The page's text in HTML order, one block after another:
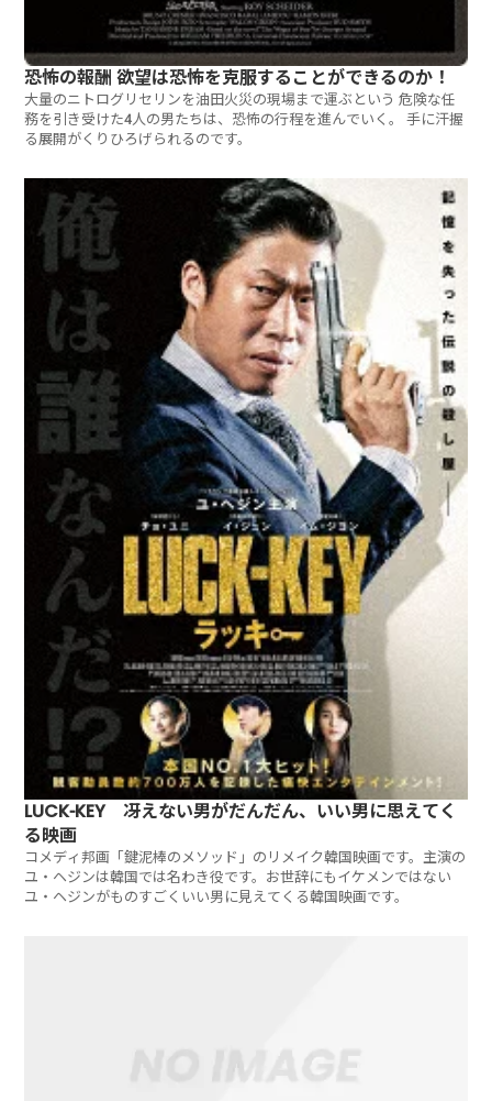
恐怖の報酬 欲望は恐怖を克服することができるのか！
大量のニトログリセリンを油田火災の現場まで運ぶという 危険な任
務を引き受けた4人の男たちは、恐怖の行程を進んでいく。 手に汗握
る展開がくりひろげられるのです。
LUCK-KEY 冴えない男がだんだん、いい男に思えてく
る映画
コメディ邦画「鍵泥棒のメソッド」のリメイク韓国映画です。主演の
ユ・ヘジンは韓国では名わき役です。お世辞にもイケメンではない
ユ・ヘジンがものすごくいい男に見えてくる韓国映画です。